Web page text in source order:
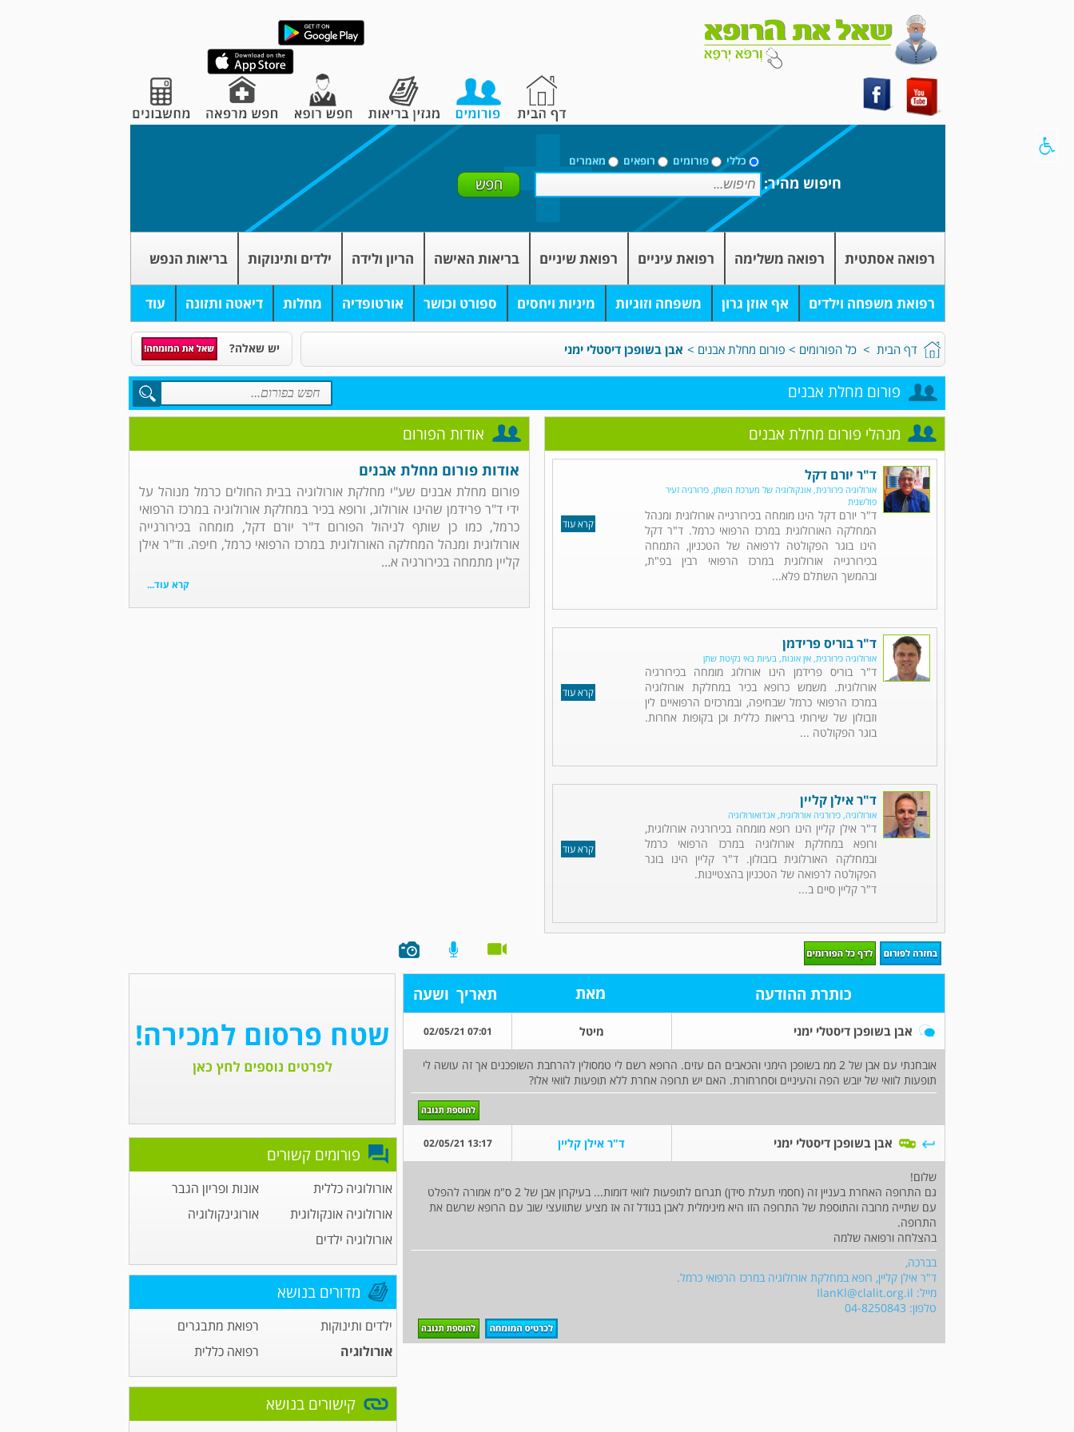
כללי פורומים רופאים מאמרים
חיפוש מהיר:
רפואה אסתטית רפואה משלימה רפואת עיניים רפואת שיניים בריאות האישה הריון ולידה ילדים ותינוקות בריאות הנפש
רפואת משפחה וילדים אף אוזן גרון משפחה וזוגיות מיניות ויחסים ספורט וכושר אורטופדיה מחלות דיאטה ותזונה עוד
דף הבית > כל הפורומים > פורום מחלת אבנים > אבן בשופכן דיסטלי ימני יש שאלה?
פורום מחלת אבנים
אודות הפורום
אודות פורום מחלת אבנים
פורום מחלת אבנים שע"י מחלקת אורולוגיה בבית החולים כרמל מנוהל על
ידי ד"ר פרידמן שהינו אורולוג, ורופא בכיר במחלקת אורולוגיה במרכז הרפואי
כרמל, כמו כן שותף לניהול הפורום ד"ר יורם דקל, מומחה בכירורגייה
אורולוגית ומנהל המחלקה האורולוגית במרכז הרפואי כרמל, חיפה. וד"ר אילן
קליין מתמחה בכירורגיה א...
קרא עוד...
מנהלי פורום מחלת אבנים
קרא עוד
ד"ר יורם דקל
אורולוגיה כירורגית, אונקולוגיה של מערכת השתן, כירורגיה זעיר
פולשנית
ד"ר יורם דקל הינו מומחה בכירורגייה אורולוגית ומנהל
המחלקה האורולוגית במרכז הרפואי כרמל. ד"ר דקל
הינו בוגר הפקולטה לרפואה של הטכניון, התמחה
בכירורגייה אורולוגית במרכז הרפואי רבין בפ"ת,
ובהמשך השתלם פלא...
קרא עוד
ד"ר בוריס פרידמן
אורולוגיה כירורגית, אין אונות, בעיות באי נקיטת שתן
ד"ר בוריס פרידמן הינו אורולוג מומחה בכירורגיה
אורולוגית. משמש כרופא בכיר במחלקת אורולוגיה
במרכז הרפואי כרמל שבחיפה, ובמרכזים הרפואיים לין
וזבולון של שירותי בריאות כללית וכן בקופות אחרות.
בוגר הפקולטה ...
קרא עוד
ד"ר אילן קליין
אורולוגיה, כירורגיה אורולוגית, אנדואורולוגיה
ד"ר אילן קליין הינו רופא מומחה בכירורגיה אורולוגית,
ורופא במחלקת אורולוגיה במרכז הרפואי כרמל
ובמחלקה האורלוגית בזבולון. ד"ר קליין הינו בוגר
הפקולטה לרפואה של הטכניון בהצטיינות.
ד"ר קליין סיים ב...
כותרת ההודעה מאת תאריך ושעה
אבן בשופכן דיסטלי ימני מיטל 07:01 02/05/21
אובחנתי עם אבן של 2 ממ בשופכן הימני והכאבים הם עזים. הרופא רשם לי טמסולין להרחבת השופכנים אך זה עושה לי
תופעות לוואי של יובש הפה והעיניים וסחרחורת. האם יש תרופה אחרת ללא תופעות לוואי אלו?
אבן בשופכן דיסטלי ימני ד"ר אילן קליין 13:17 02/05/21
שלום!
גם התרופה האחרת בעניין זה (חסמי תעלת סידן) תגרום לתופעות לוואי דומות... בעיקרון אבן של 2 ס"מ אמורה להפלט
עם שתייה מרובה והתוספת של התרופה הזו היא מינימלית לאבן בגודל זה אז מציע שתוועצי שוב עם הרופא שרשם את
התרופה.
בהצלחה ורפואה שלמה
בברכה,
ד"ר אילן קליין, רופא במחלקת אורולוגיה במרכז הרפואי כרמל.
מייל: IlanKl@clalit.org.il
טלפון: 04-8250843
פורומים קשורים
אורולוגיה כללית
אונות ופריון הגבר
אורולוגיה אונקולוגית
אורוגינקולוגיה
אורולוגיה ילדים
מדורים בנושא
ילדים ותינוקות
רפואת מתבגרים
אורולוגיה
רפואה כללית
קישורים בנושא